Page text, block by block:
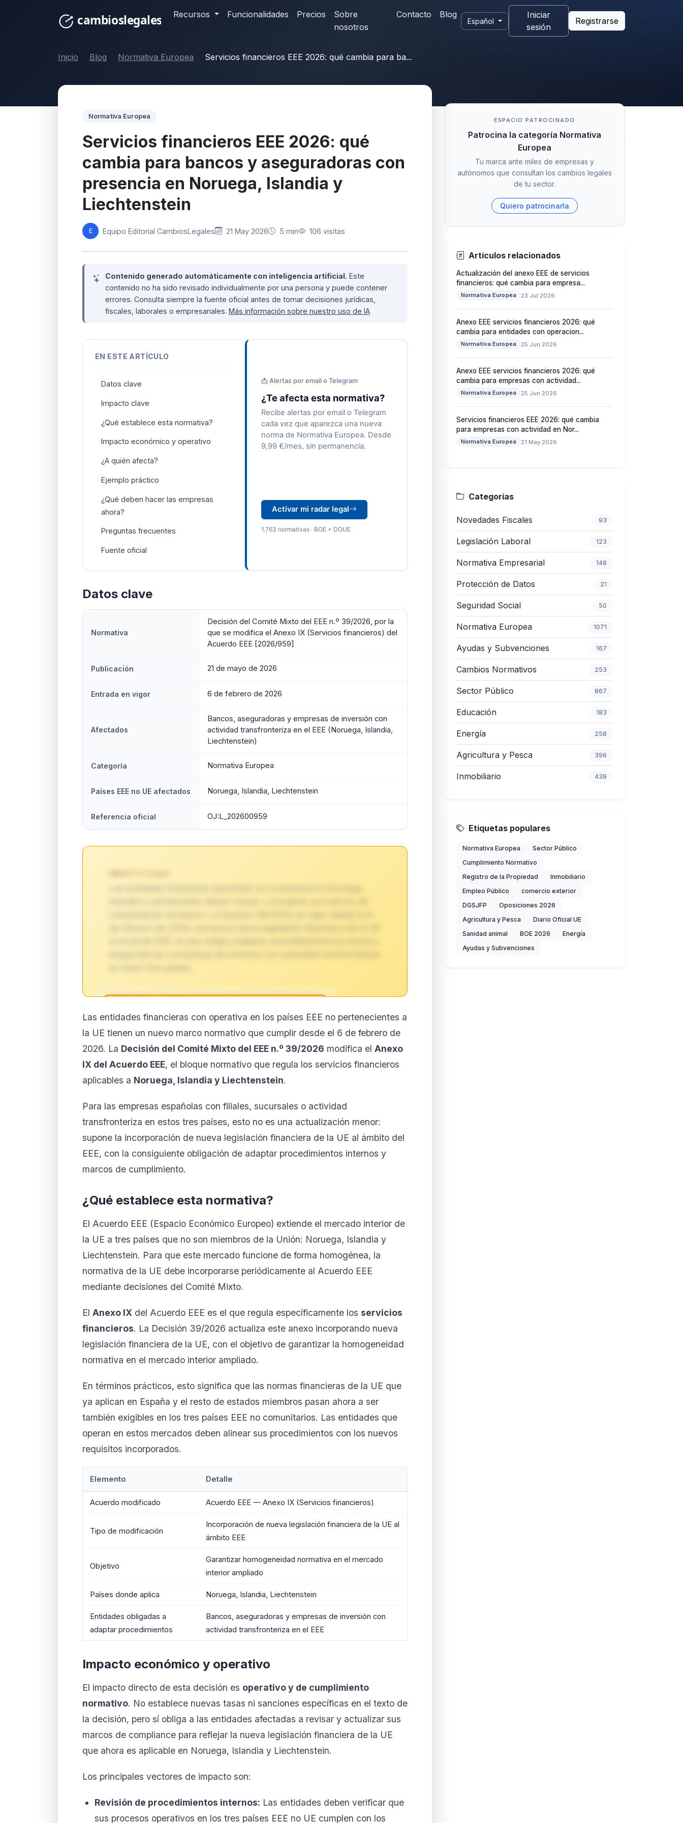
Recursos Funcionalidades Precios
Sobre
nosotros
Contacto Blog
Español
Iniciar
sesión
Registrarse
Inicio Blog Normativa Europea Servicios financieros EEE 2026: qué cambia para ba...
Normativa Europea
Servicios financieros EEE 2026: qué
cambia para bancos y aseguradoras con
presencia en Noruega, Islandia y
Liechtenstein
E Equipo Editorial CambiosLegales 21 May 2026 5 min 106 visitas
Contenido generado automáticamente con inteligencia artificial. Este
contenido no ha sido revisado individualmente por una persona y puede contener
errores. Consulta siempre la fuente oficial antes de tomar decisiones jurídicas,
fiscales, laborales o empresariales. Más información sobre nuestro uso de IA
EN ESTE ARTÍCULO
Datos clave
Impacto clave
¿Qué establece esta normativa?
Impacto económico y operativo
¿A quién afecta?
Ejemplo práctico
¿Qué deben hacer las empresas
ahora?
Preguntas frecuentes
Fuente oficial
📩 Alertas por email o Telegram
¿Te afecta esta normativa?
Recibe alertas por email o Telegram
cada vez que aparezca una nueva
norma de Normativa Europea. Desde
9,99 €/mes, sin permanencia.
Activar mi radar legal
1.763 normativas · BOE + DOUE
Datos clave
Normativa
Decisión del Comité Mixto del EEE n.º 39/2026, por la
que se modifica el Anexo IX (Servicios financieros) del
Acuerdo EEE [2026/959]
Publicación 21 de mayo de 2026
Entrada en vigor 6 de febrero de 2026
Afectados
Bancos, aseguradoras y empresas de inversión con
actividad transfronteriza en el EEE (Noruega, Islandia,
Liechtenstein)
Categoría Normativa Europea
Países EEE no UE afectados Noruega, Islandia, Liechtenstein
Referencia oficial OJ:L_202600959
🔒
Análisis de impacto reservado para
El análisis detallado del impacto de esta normativa está
disponible con los planes PRO y Business. Accede al
contenido completo y recibe alertas personalizadas.
Desde 9,99 €/mes · Cancela cuando quieras
Las entidades financieras con operativa en los países EEE no pertenecientes a
la UE tienen un nuevo marco normativo que cumplir desde el 6 de febrero de
2026. La Decisión del Comité Mixto del EEE n.º 39/2026 modifica el Anexo
IX del Acuerdo EEE, el bloque normativo que regula los servicios financieros
aplicables a Noruega, Islandia y Liechtenstein.
Para las empresas españolas con filiales, sucursales o actividad
transfronteriza en estos tres países, esto no es una actualización menor:
supone la incorporación de nueva legislación financiera de la UE al ámbito del
EEE, con la consiguiente obligación de adaptar procedimientos internos y
marcos de cumplimiento.
¿Qué establece esta normativa?
El Acuerdo EEE (Espacio Económico Europeo) extiende el mercado interior de
la UE a tres países que no son miembros de la Unión: Noruega, Islandia y
Liechtenstein. Para que este mercado funcione de forma homogénea, la
normativa de la UE debe incorporarse periódicamente al Acuerdo EEE
mediante decisiones del Comité Mixto.
El Anexo IX del Acuerdo EEE es el que regula específicamente los servicios
financieros. La Decisión 39/2026 actualiza este anexo incorporando nueva
legislación financiera de la UE, con el objetivo de garantizar la homogeneidad
normativa en el mercado interior ampliado.
En términos prácticos, esto significa que las normas financieras de la UE que
ya aplican en España y el resto de estados miembros pasan ahora a ser
también exigibles en los tres países EEE no comunitarios. Las entidades que
operan en estos mercados deben alinear sus procedimientos con los nuevos
requisitos incorporados.
Elemento Detalle
Acuerdo modificado Acuerdo EEE — Anexo IX (Servicios financieros)
Tipo de modificación
Incorporación de nueva legislación financiera de la UE al
ámbito EEE
Objetivo
Garantizar homogeneidad normativa en el mercado
interior ampliado
Países donde aplica Noruega, Islandia, Liechtenstein
Entidades obligadas a
adaptar procedimientos
Bancos, aseguradoras y empresas de inversión con
actividad transfronteriza en el EEE
Impacto económico y operativo
El impacto directo de esta decisión es operativo y de cumplimiento
normativo. No establece nuevas tasas ni sanciones específicas en el texto de
la decisión, pero sí obliga a las entidades afectadas a revisar y actualizar sus
marcos de compliance para reflejar la nueva legislación financiera de la UE
que ahora es aplicable en Noruega, Islandia y Liechtenstein.
Los principales vectores de impacto son:
Revisión de procedimientos internos: Las entidades deben verificar que
sus procesos operativos en los tres países EEE no UE cumplen con los
ESPACIO PATROCINADO
Patrocina la categoría Normativa
Europea
Tu marca ante miles de empresas y
autónomos que consultan los cambios legales
de tu sector.
Quiero patrocinarla
Artículos relacionados
Actualización del anexo EEE de servicios
financieros: qué cambia para empresa...
Normativa Europea 23 Jul 2026
Anexo EEE servicios financieros 2026: qué
cambia para entidades con operacion...
Normativa Europea 25 Jun 2026
Anexo EEE servicios financieros 2026: qué
cambia para empresas con actividad...
Normativa Europea 25 Jun 2026
Servicios financieros EEE 2026: qué cambia
para empresas con actividad en Nor...
Normativa Europea 21 May 2026
Categorías
Novedades Fiscales 93
Legislación Laboral 123
Normativa Empresarial 148
Protección de Datos 21
Seguridad Social 50
Normativa Europea 1071
Ayudas y Subvenciones 167
Cambios Normativos 253
Sector Público 867
Educación 183
Energía 258
Agricultura y Pesca 396
Inmobiliario 439
Etiquetas populares
Normativa Europea
Sector Público
Cumplimiento Normativo
Registro de la Propiedad
Inmobiliario
Empleo Público
comercio exterior
DGSJFP
Oposiciones 2026
Agricultura y Pesca
Diario Oficial UE
Sanidad animal
BOE 2026
Energía
Ayudas y Subvenciones